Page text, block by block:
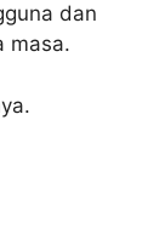
dan
masa.